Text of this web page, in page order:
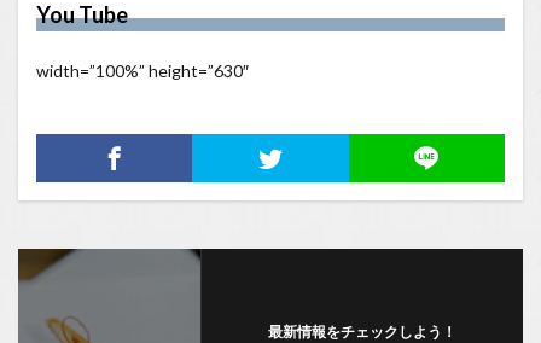
You Tube
width=”100%” height=”630″
最新情報をチェックしよう！